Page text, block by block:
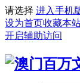
请选择 进入手机
设为首页收藏本
开启辅助访问